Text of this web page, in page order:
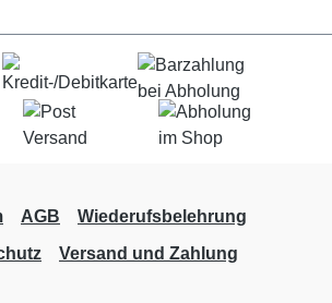
AGB
Wiederufsbelehrung
Versand und Zahlung